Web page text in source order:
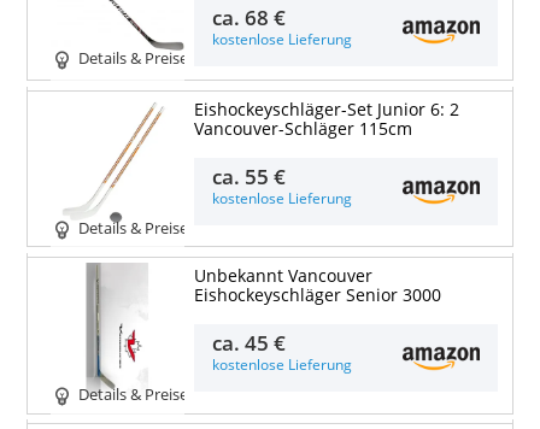
Details & Preise
ca.68 €
kostenlose Lieferung
Details & Preise
Eishockeyschläger-Set Junior 6: 2
Vancouver-Schläger 115cm
ca. 55 €
kostenlose Lieferung
Details & Preise
Unbekannt Vancouver
Eishockeyschläger Senior 3000
ca.45 €
kostenlose Lieferung